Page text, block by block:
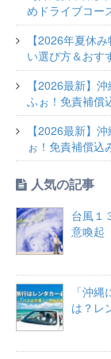
めドライブコー
【2026年夏休
い選び方＆おす
【2026最新】
ふぉ！免責補償
【2026最新】
ぉ！免責補償込
人気の記事
台風１
意喚起
「沖
は？レ